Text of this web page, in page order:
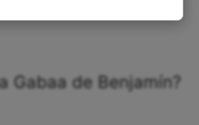
Gabaa de Benjamín?